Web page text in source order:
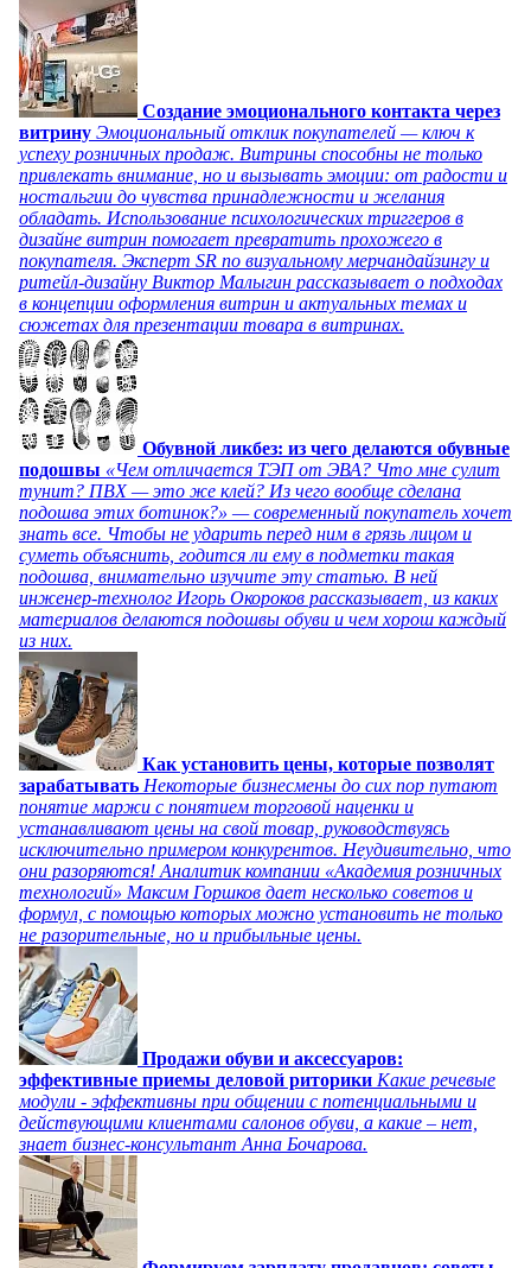
Создание эмоционального контакта через
витрину Эмоциональный отклик покупателей — ключ к
успеху розничных продаж. Витрины способны не только
привлекать внимание, но и вызывать эмоции: от радости и
ностальгии до чувства принадлежности и желания
обладать. Использование психологических триггеров в
дизайне витрин помогает превратить прохожего в
покупателя. Эксперт SR по визуальному мерчандайзингу и
ритейл-дизайну Виктор Малыгин рассказывает о подходах
в концепции оформления витрин и актуальных темах и
сюжетах для презентации товара в витринах.
Обувной ликбез: из чего делаются обувные
подошвы «Чем отличается ТЭП от ЭВА? Что мне сулит
тунит? ПВХ — это же клей? Из чего вообще сделана
подошва этих ботинок?» — современный покупатель хочет
знать все. Чтобы не ударить перед ним в грязь лицом и
суметь объяснить, годится ли ему в подметки такая
подошва, внимательно изучите эту статью. В ней
инженер-технолог Игорь Окороков рассказывает, из каких
материалов делаются подошвы обуви и чем хорош каждый
из них.
Как установить цены, которые позволят
зарабатывать Некоторые бизнесмены до сих пор путают
понятие маржи с понятием торговой наценки и
устанавливают цены на свой товар, руководствуясь
исключительно примером конкурентов. Неудивительно, что
они разоряются! Аналитик компании «Академия розничных
технологий» Максим Горшков дает несколько советов и
формул, с помощью которых можно установить не только
не разорительные, но и прибыльные цены.
Продажи обуви и аксессуаров:
эффективные приемы деловой риторики Какие речевые
модули - эффективны при общении с потенциальными и
действующими клиентами салонов обуви, а какие – нет,
знает бизнес-консультант Анна Бочарова.